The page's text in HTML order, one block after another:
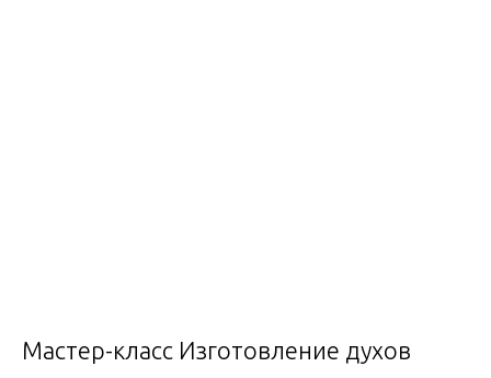
Мастер-класс Изготовление духов